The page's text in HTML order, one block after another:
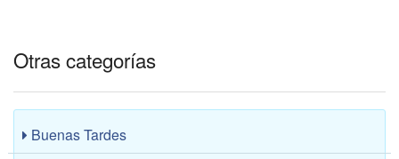
Otras categorías
Buenas Tardes